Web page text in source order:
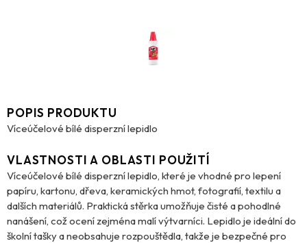
POPIS PRODUKTU
Víceúčelové bílé disperzní lepidlo
VLASTNOSTI A OBLASTI POUŽITÍ
Víceúčelové bílé disperzní lepidlo, které je vhodné pro lepení
papíru, kartonu, dřeva, keramických hmot, fotografií, textilu a
dalších materiálů. Praktická stěrka umožňuje čisté a pohodlné
nanášení, což ocení zejména malí výtvarníci. Lepidlo je ideální do
školní tašky a neobsahuje rozpouštědla, takže je bezpečné pro